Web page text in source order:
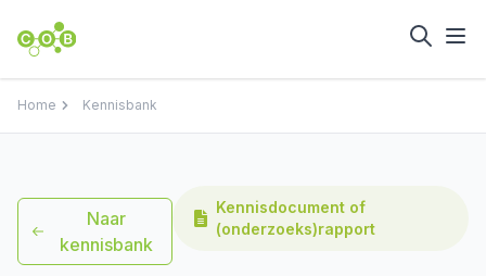
Home Kennisbank
Naar
kennisbank
Kennisdocument of
(onderzoeks)rapport